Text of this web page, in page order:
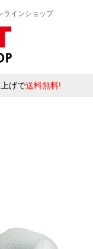
ラインショップ
げで送料無料!